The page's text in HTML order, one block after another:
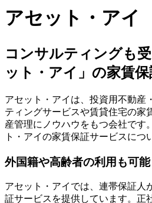
アセット・アイ
コンサルティングも
ット・アイ」の家賃保
アセット・アイは、投資用不動産
ティングサービスや賃貸住宅の家
産管理にノウハウをもつ会社です
ト・アイの家賃保証サービスにつ
外国籍や高齢者の利用も可能
アセット・アイでは、連帯保証人
証サービスを提供しています。正